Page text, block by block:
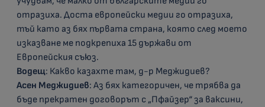
отразиха. Доста европейски медии го отразиха,
тъй като аз бях първата страна, която след моето
изказване ме подкрепиха 15 държави от
Европейския съюз.
Водещ: Какво казахте там, д-р Меджидиев?
Асен Меджидиев: Аз бях категоричен, че трябва да
бъде прекратен договорът с „Пфайзер“ за ваксини,